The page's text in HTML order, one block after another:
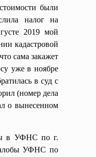
были
налог на
2019 мой
кадастровой
сама закажет
уже в ноябре
в суд с
(номер дела
о вынесенном
в УФНС по г.
УФНС по